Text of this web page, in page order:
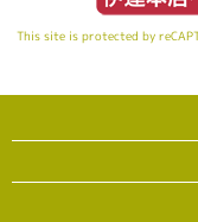
This site is protected by